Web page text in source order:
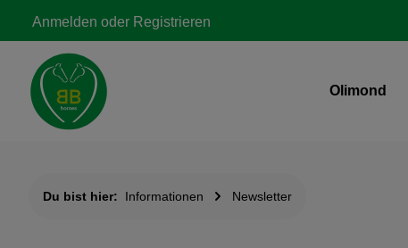
Hauptnavigation springen
Anmelden oder Registrieren
Olimond
Du bist hier: Informationen Newsletter